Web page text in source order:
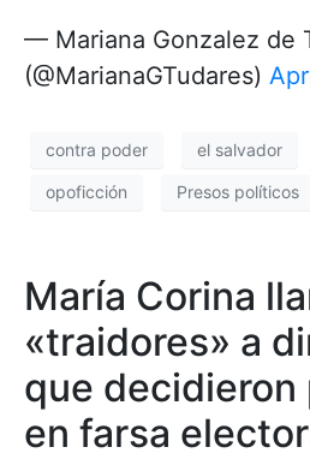
— Mariana Gonzalez de
(@MarianaGTudares)
contra poder el salvador
opoficción Presos políticos
María Corina
«traidores» a
que
en farsa